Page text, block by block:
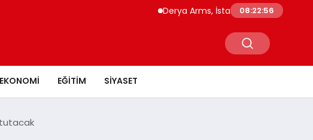
Derya Arms, İstanbul Prohunt 2026’da
08:22:57
EKONOMI EĞITIM SIYASET